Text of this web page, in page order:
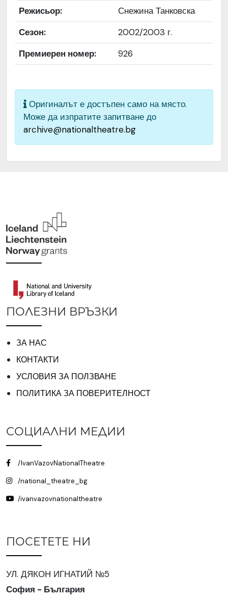
Предоставяща
страна
България
Качество на
изображението
Средно
Режисьор:
Снежина Танковска
Сезон:
2002/2003 г.
Премиерен номер:
926
Оригиналът е достъпен само на място.
Може да изпратите запитване до
archive@nationaltheatre.bg
ПОЛЕЗНИ ВРЪЗКИ
ЗА НАС
КОНТАКТИ
УСЛОВИЯ ЗА ПОЛЗВАНЕ
ПОЛИТИКА ЗА ПОВЕРИТЕЛНОСТ
СОЦИАЛНИ МЕДИИ
/IvanVazovNationalTheatre
/national_theatre_bg
/ivanvazovnationaltheatre
ПОСЕТЕТЕ НИ
УЛ. ДЯКОН ИГНАТИЙ №5
София - България